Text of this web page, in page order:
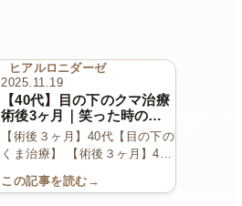
ヒアルロニダーゼ
2025.11.19
【40代】目の下のクマ治療
術後3ヶ月｜笑った時の不
自然な膨らみをヒアル溶解
＋脱脂で改善
【術後３ヶ月】40代【目の下の
くま治療】 【術後３ヶ月】40
この記事を読む →